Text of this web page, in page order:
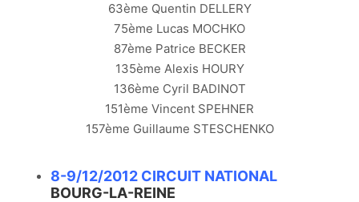
63ème Quentin DELLERY
75ème Lucas MOCHKO
87ème Patrice BECKER
135ème Alexis HOURY
136ème Cyril BADINOT
151ème Vincent SPEHNER
157ème Guillaume STESCHENKO
8-9/12/2012 CIRCUIT NATIONAL
BOURG-LA-REINE